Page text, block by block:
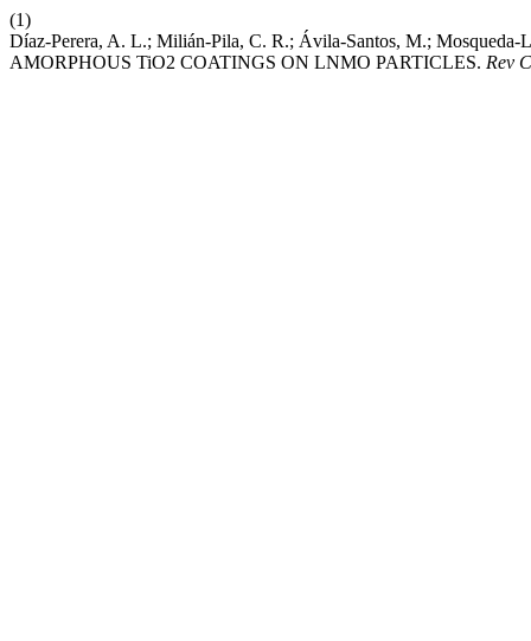
(1)
Díaz-Perera, A. L.; Milián-Pila, C. R.; Ávila-Santos, M.;
AMORPHOUS TiO2 COATINGS ON LNMO PARTICLES. Rev